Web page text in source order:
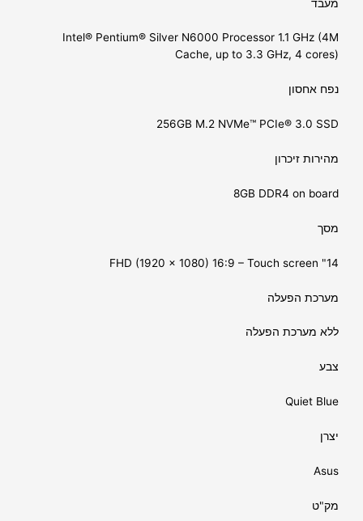
מעבד
Intel® Pentium® Silver N6000 Processor 1.1 GHz (4M
Cache, up to 3.3 GHz, 4 cores)
נפח אחסון
256GB M.2 NVMe™ PCIe® 3.0 SSD
מהירות זיכרון
8GB DDR4 on board
מסך
14" FHD (1920 x 1080) 16:9 – Touch screen
מערכת הפעלה
ללא מערכת הפעלה
צבע
Quiet Blue
יצרן
Asus
מק"ט